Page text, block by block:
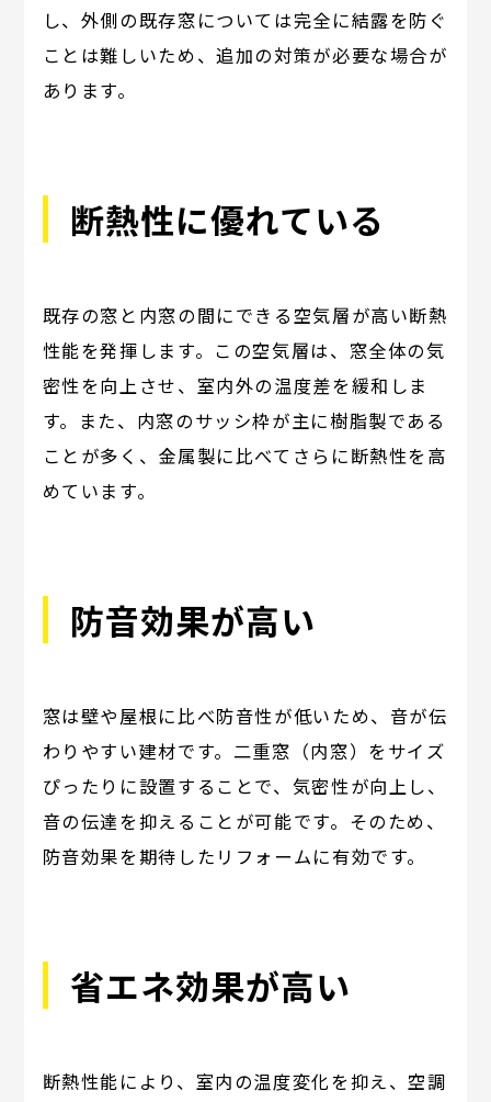
し、外側の既存窓については完全に結露を防ぐ
ことは難しいため、追加の対策が必要な場合が
あります。
断熱性に優れている
既存の窓と内窓の間にできる空気層が高い断熱
性能を発揮します。この空気層は、窓全体の気
密性を向上させ、室内外の温度差を緩和しま
す。また、内窓のサッシ枠が主に樹脂製である
ことが多く、金属製に比べてさらに断熱性を高
めています。
防音効果が高い
窓は壁や屋根に比べ防音性が低いため、音が伝
わりやすい建材です。二重窓（内窓）をサイズ
ぴったりに設置することで、気密性が向上し、
音の伝達を抑えることが可能です。そのため、
防音効果を期待したリフォームに有効です。
省エネ効果が高い
断熱性能により、室内の温度変化を抑え、空調